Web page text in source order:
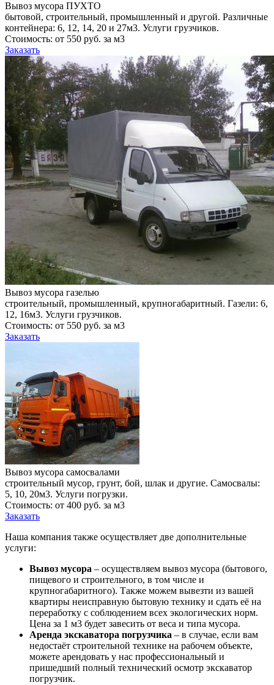
Вывоз мусора ПУХТО
бытовой, строительный, промышленный и другой. Различные
контейнера: 6, 12, 14, 20 и 27м3. Услуги грузчиков.
Стоимость: от 550 руб. за м3
Заказать
Вывоз мусора газелью
строительный, промышленный, крупногабаритный. Газели: 6,
12, 16м3. Услуги грузчиков.
Стоимость: от 550 руб. за м3
Заказать
Вывоз мусора самосвалами
строительный мусор, грунт, бой, шлак и другие. Самосвалы:
5, 10, 20м3. Услуги погрузки.
Стоимость: от 400 руб. за м3
Заказать
Наша компания также осуществляет две дополнительные
услуги:
Вывоз мусора – осуществляем вывоз мусора (бытового,
пищевого и строительного, в том числе и
крупногабаритного). Также можем вывезти из вашей
квартиры неисправную бытовую технику и сдать её на
переработку с соблюдением всех экологических норм.
Цена за 1 м3 будет завесить от веса и типа мусора.
Аренда экскаватора погрузчика – в случае, если вам
недостаёт строительной технике на рабочем объекте,
можете арендовать у нас профессиональный и
пришедший полный технический осмотр экскаватор
погрузчик.